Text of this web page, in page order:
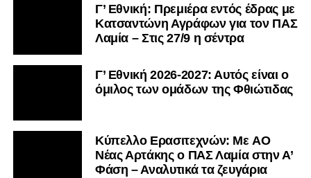
Γ’ Εθνική: Πρεμιέρα εντός έδρας με
Κατσαντώνη Αγράφων για τον ΠΑΣ
Λαμία – Στις 27/9 η σέντρα
Γ’ Εθνική 2026-2027: Αυτός είναι ο
όμιλος των ομάδων της Φθιώτιδας
Kύπελλο Ερασιτεχνών: Με AO
Nέας Αρτάκης ο ΠΑΣ Λαμία στην Α’
Φάση – Αναλυτικά τα ζευγάρια